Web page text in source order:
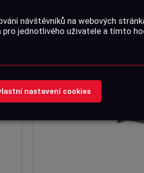
návštěvníků na webových
jednotlivého uživatele a tímto
nastavení cookies